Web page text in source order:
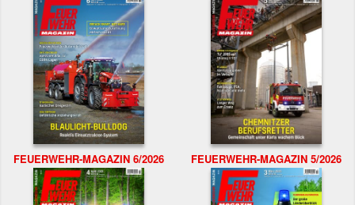
FEUERWEHR-MAGAZIN 6/2026 FEUERWEHR-MAGAZIN 5/2026